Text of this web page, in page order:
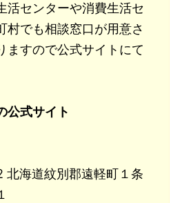
活センターや消費生活セ
村でも相談窓口が用意さ
ますので公式サイトにて
公式サイト
北海道紋別郡遠軽町１条